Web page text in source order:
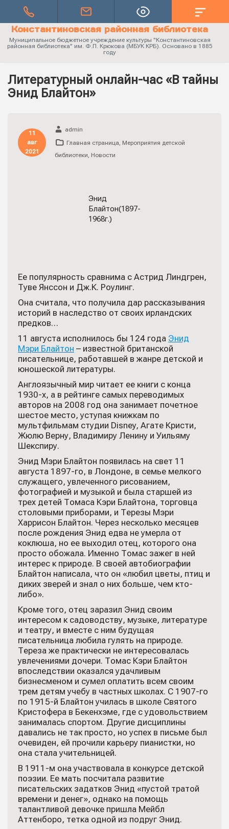
Константиновская районная библиотека
Муниципальное бюджетное учреждение культуры "Константиновская
районная библиотека" им. Ф.П. Крюкова (МБУК КРБ). Основано в 1885
году
Литературный онлайн-час «В тайны
Энид Блайтон»
11
авг
2021
admin
Главная страница, Мероприятия детской
библиотеки, Новости
Энид
Блайтон(1897-
1968г.)
Ее популярность сравнима с Астрид Линдгрен,
Туве Янссон и Дж.К. Роулинг.
Она считала, что получила дар рассказывания
историй в наследство от своих ирландских
предков…
11 августа исполнилось бы 124 года Энид
Мэри Блайтон – известной британской
писательнице, работавшей в жанре детской и
юношеской литературы.
Англоязычный мир читает ее книги с конца
1930-х, а в рейтинге самых переводимых
авторов на 2008 год она занимает почетное
шестое место, уступая книжкам по
мультфильмам студии Disney, Агате Кристи,
Жюлю Верну, Владимиру Ленину и Уильяму
Шекспиру.
Энид Мэри Блайтон появилась на свет 11
августа 1897-го, в Лондоне, в семье мелкого
служащего, увлеченного рисованием,
фотографией и музыкой и была старшей из
трех детей Томаса Кэри Блайтона, торговца
столовыми приборами, и Терезы Мэри
Харрисон Блайтон. Через несколько месяцев
после рождения Энид едва не умерла от
коклюша, но ее выходил отец, которого она
просто обожала. Именно Томас зажег в ней
интерес к природе. В своей автобиографии
Блайтон написала, что он «любил цветы, птиц и
диких зверей и знал о них больше, чем кто-
либо».
Кроме того, отец заразил Энид своим
интересом к садоводству, музыке, литературе
и театру, и вместе с ним будущая
писательница любила гулять на природе.
Тереза же практически не интересовалась
увлечениями дочери. Томас Кэри Блайтон
впоследствии оказался удачливым
бизнесменом и сумел оплатить всем своим
трем детям учебу в частных школах. С 1907-го
по 1915-й Блайтон училась в школе Святого
Кристофера в Бекенхэме, где с удовольствием
занималась спортом. Другие дисциплины
давались не так просто, но успех в письме был
очевиден, ей прочили карьеру пианистки, но
она стала учительницей.
В 1911-м она участвовала в конкурсе детской
поэзии. Ее мать посчитала развитие
писательских задатков Энид «пустой тратой
времени и денег», однако на помощь
талантливой девочке пришла Мейбл
Аттенборо, тетка одной из подруг Энид.